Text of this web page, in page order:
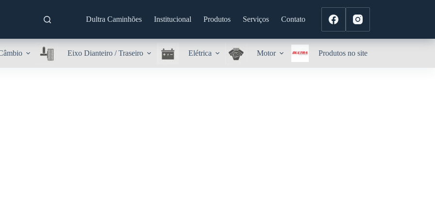
Dultra Caminhões Institucional Produtos Serviços Contato
Eixo Dianteiro / Traseiro Elétrica Motor Produtos no site